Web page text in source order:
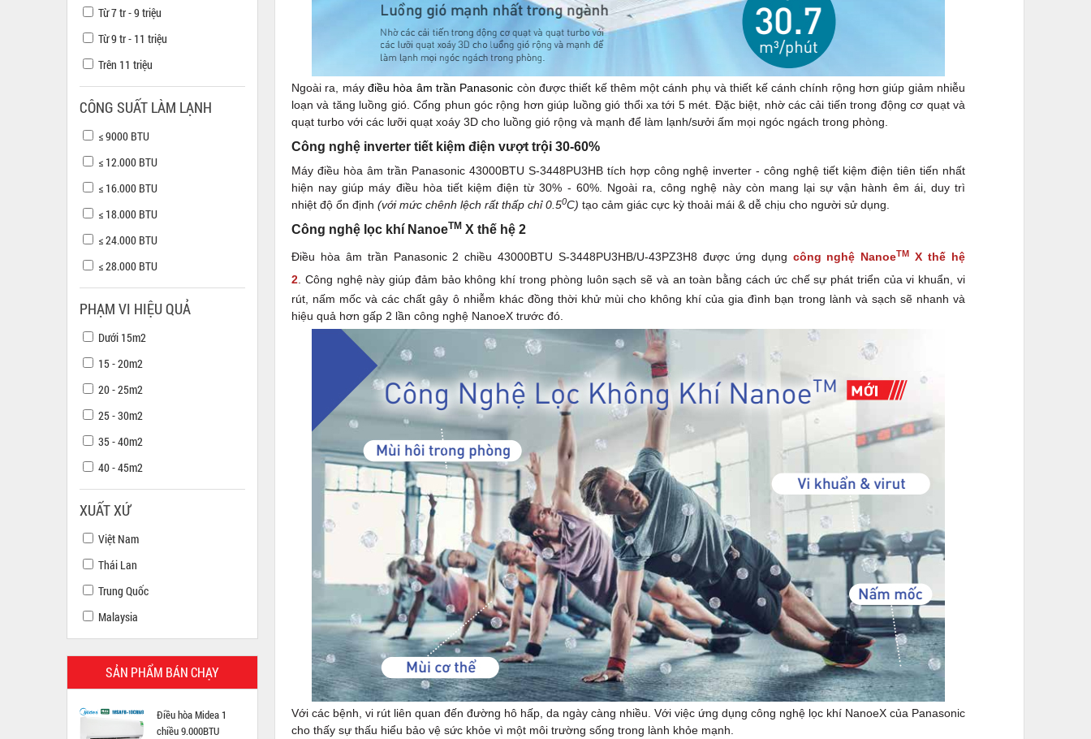
Từ 7 tr - 9 triệu
Từ 9 tr - 11 triệu
Trên 11 triệu
CÔNG SUẤT LÀM LẠNH
≤ 9000 BTU
≤ 12.000 BTU
≤ 16.000 BTU
≤ 18.000 BTU
≤ 24.000 BTU
≤ 28.000 BTU
PHẠM VI HIỆU QUẢ
Dưới 15m2
15 - 20m2
20 - 25m2
25 - 30m2
35 - 40m2
40 - 45m2
XUẤT XỨ
Việt Nam
Thái Lan
Trung Quốc
Malaysia
SẢN PHẨM BÁN CHẠY
Điều hòa Midea 1
chiều 9.000BTU
Ngoài ra, máy điều hòa âm trần Panasonic còn được thiết kế thêm một cánh phụ và thiết kế cánh chính rộng hơn giúp giảm nhiễu
loạn và tăng luồng gió. Cổng phun góc rộng hơn giúp luồng gió thổi xa tới 5 mét. Đặc biệt, nhờ các cải tiến trong động cơ quạt và
quạt turbo với các lưỡi quạt xoáy 3D cho luồng gió rộng và mạnh để làm lạnh/sưởi ấm mọi ngóc ngách trong phòng.
Công nghệ inverter tiết kiệm điện vượt trội 30-60%
Máy điều hòa âm trần Panasonic 43000BTU S-3448PU3HB tích hợp công nghệ inverter - công nghệ tiết kiệm điện tiên tiến nhất
hiện nay giúp máy điều hòa tiết kiệm điện từ 30% - 60%. Ngoài ra, công nghệ này còn mang lại sự vận hành êm ái, duy trì
nhiệt độ ổn định (với mức chênh lệch rất thấp chỉ 0.50C) tạo cảm giác cực kỳ thoải mái & dễ chịu cho người sử dụng.
Công nghệ lọc khí NanoeTM X thế hệ 2
Điều hòa âm trần Panasonic 2 chiều 43000BTU S-3448PU3HB/U-43PZ3H8 được ứng dụng công nghệ NanoeTM X thế hệ
2 . Công nghệ này giúp đảm bảo không khí trong phòng luôn sạch sẽ và an toàn bằng cách ức chế sự phát triển của vi khuẩn, vi
rút, nấm mốc và các chất gây ô nhiễm khác đồng thời khử mùi cho không khí của gia đình bạn trong lành và sạch sẽ nhanh và
hiệu quả hơn gấp 2 lần công nghệ NanoeX trước đó.
Với các bệnh, vi rút liên quan đến đường hô hấp, da ngày càng nhiều. Với việc ứng dụng công nghệ lọc khí NanoeX của Panasonic
cho thấy sự thấu hiểu bảo vệ sức khỏe vì một môi trường sống trong lành khỏe mạnh.